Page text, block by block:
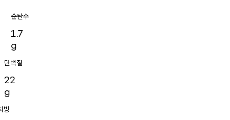
순탄수
1.7
g
단백질
22
g
방